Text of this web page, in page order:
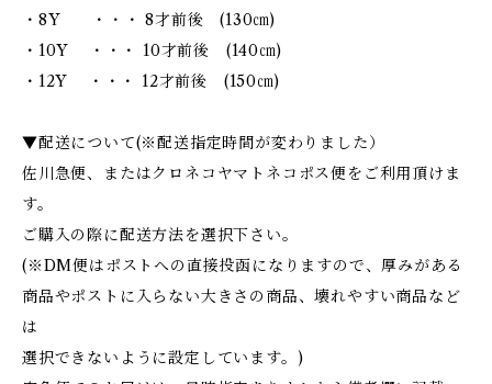
・8Y ・・・ 8才前後 (130㎝)
・10Y ・・・ 10才前後 (140㎝)
・12Y ・・・ 12才前後 (150㎝)
▼配送について(※配送指定時間が変わりました）
佐川急便、またはクロネコヤマトネコポス便をご利用頂けま
す。
ご購入の際に配送方法を選択下さい。
(※DM便はポストへの直接投函になりますので、厚みがある
商品やポストに入らない大きさの商品、壊れやすい商品など
は
選択できないように設定しています。)